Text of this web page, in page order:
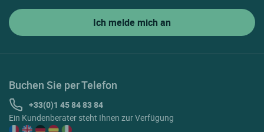
Buchen Sie per Telefon
+33(0)1 45 84 83 84
Ein Kundenberater steht Ihnen zur Verfügung